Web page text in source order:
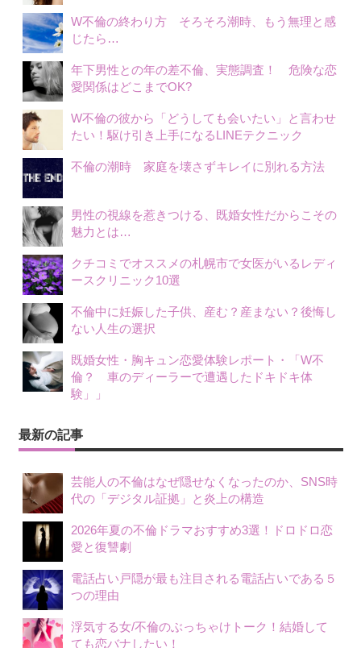
W不倫の終わり方 そろそろ潮時、もう無理と感
じたら…
年下男性との年の差不倫、実態調査！ 危険な恋
愛関係はどこまでOK?
W不倫の彼から「どうしても会いたい」と言わせ
たい！駆け引き上手になるLINEテクニック
不倫の潮時 家庭を壊さずキレイに別れる方法
男性の視線を惹きつける、既婚女性だからこその
魅力とは…
クチコミでオススメの札幌市で女医がいるレディ
ースクリニック10選
不倫中に妊娠した子供、産む？産まない？後悔し
ない人生の選択
既婚女性・胸キュン恋愛体験レポート・「W不
倫？ 車のディーラーで遭遇したドキドキ体
験」」
最新の記事
芸能人の不倫はなぜ隠せなくなったのか、SNS時
代の「デジタル証拠」と炎上の構造
2026年夏の不倫ドラマおすすめ3選！ドロドロ恋
愛と復讐劇
電話占い戸隠が最も注目される電話占いである５
つの理由
浮気する女/不倫のぶっちゃけトーク！結婚して
ても恋バナしたい！